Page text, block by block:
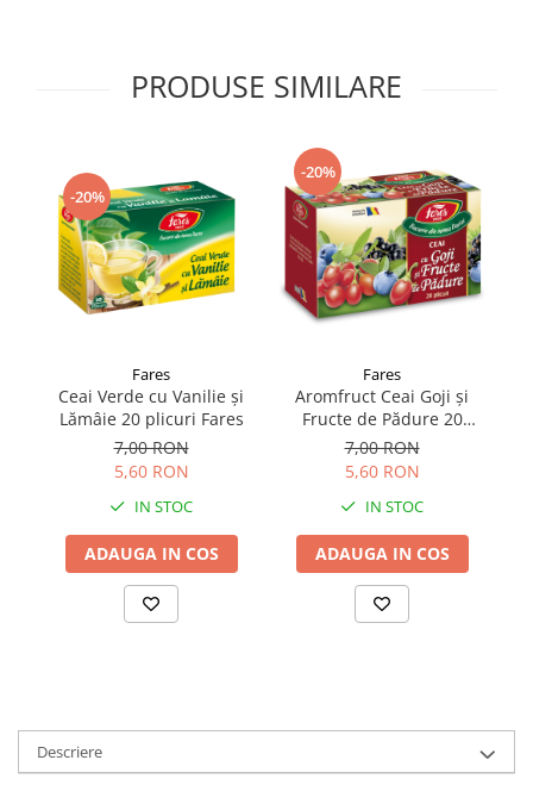
Supliment Zinc
Tuse gat si respiratie
Vitamine si minerale
PRODUSE SIMILARE
-20%
Fares
Ceai Verde cu Vanilie și
Lămâie 20 plicuri Fares
7,00 RON
5,60 RON
IN STOC
ADAUGA IN COS
-20%
Fares
Aromfruct Ceai Goji și
Fructe de Pădure 20
plicuri
7,00 RON
5,60 RON
IN STOC
ADAUGA IN COS
Descriere